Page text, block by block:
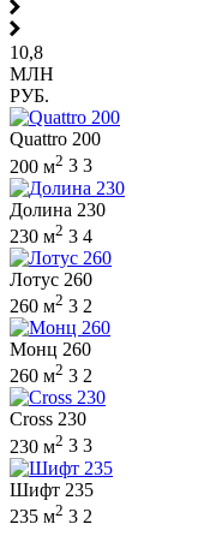
10,8
МЛН
РУБ.
Quattro 200
200 м2 3 3
Долина 230
230 м2 3 4
Лотус 260
260 м2 3 2
Монц 260
260 м2 3 2
Cross 230
230 м2 3 3
Шифт 235
235 м2 3 2